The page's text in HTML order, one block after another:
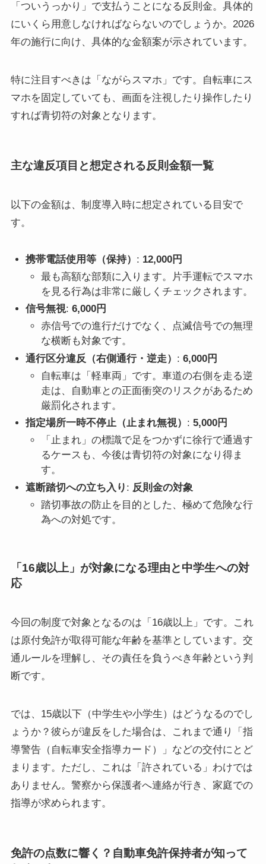
「ついうっかり」で支払うことになる反則金。具体的
にいくら用意しなければならないのでしょうか。2026
年の施行に向け、具体的な金額案が示されています。
特に注目すべきは「ながらスマホ」です。自転車にス
マホを固定していても、画面を注視したり操作したり
すれば青切符の対象となります。
主な違反項目と想定される反則金額一覧
以下の金額は、制度導入時に想定されている目安で
す。
携帯電話使用等（保持） : 12,000円
最も高額な部類に入ります。片手運転でスマホ
を見る行為は非常に厳しくチェックされます。
信号無視:6,000円
赤信号での進行だけでなく、点滅信号での無理
な横断も対象です。
通行区分違反（右側通行・逆走） :6,000円
自転車は「軽車両」です。車道の右側を走る逆
走は、自動車との正面衝突のリスクがあるため
厳罰化されます。
指定場所一時不停止（止まれ無視） :5,000円
「止まれ」の標識で足をつかずに徐行で通過す
るケースも、今後は青切符の対象になり得ま
す。
遮断踏切への立ち入り : 反則金の対象
踏切事故の防止を目的とした、極めて危険な行
為への対処です。
「16歳以上」が対象になる理由と中学生への対
応
今回の制度で対象となるのは「16歳以上」です。これ
は原付免許が取得可能な年齢を基準としています。交
通ルールを理解し、その責任を負うべき年齢という判
断です。
では、15歳以下（中学生や小学生）はどうなるのでし
ょうか？彼らが違反をした場合は、これまで通り「指
導警告（自転車安全指導カード）」などの交付にとど
まります。ただし、これは「許されている」わけでは
ありません。警察から保護者へ連絡が行き、家庭での
指導が求められます。
免許の点数に響く？自動車免許保持者が知って